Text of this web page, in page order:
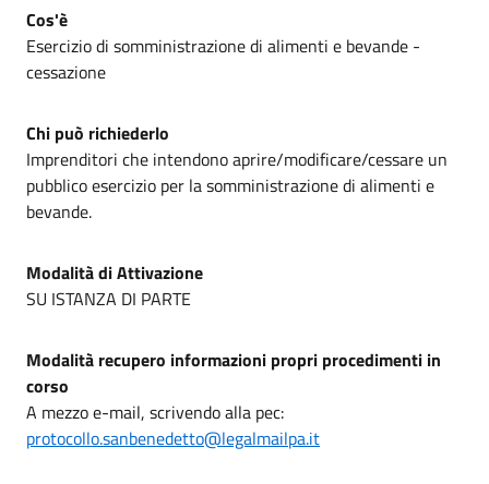
Cos'è
Esercizio di somministrazione di alimenti e bevande -
cessazione
Chi può richiederlo
Imprenditori che intendono aprire/modificare/cessare un
pubblico esercizio per la somministrazione di alimenti e
bevande.
Modalità di Attivazione
SU ISTANZA DI PARTE
Modalità recupero informazioni propri procedimenti in
corso
A mezzo e-mail, scrivendo alla pec:
protocollo.sanbenedetto@legalmailpa.it